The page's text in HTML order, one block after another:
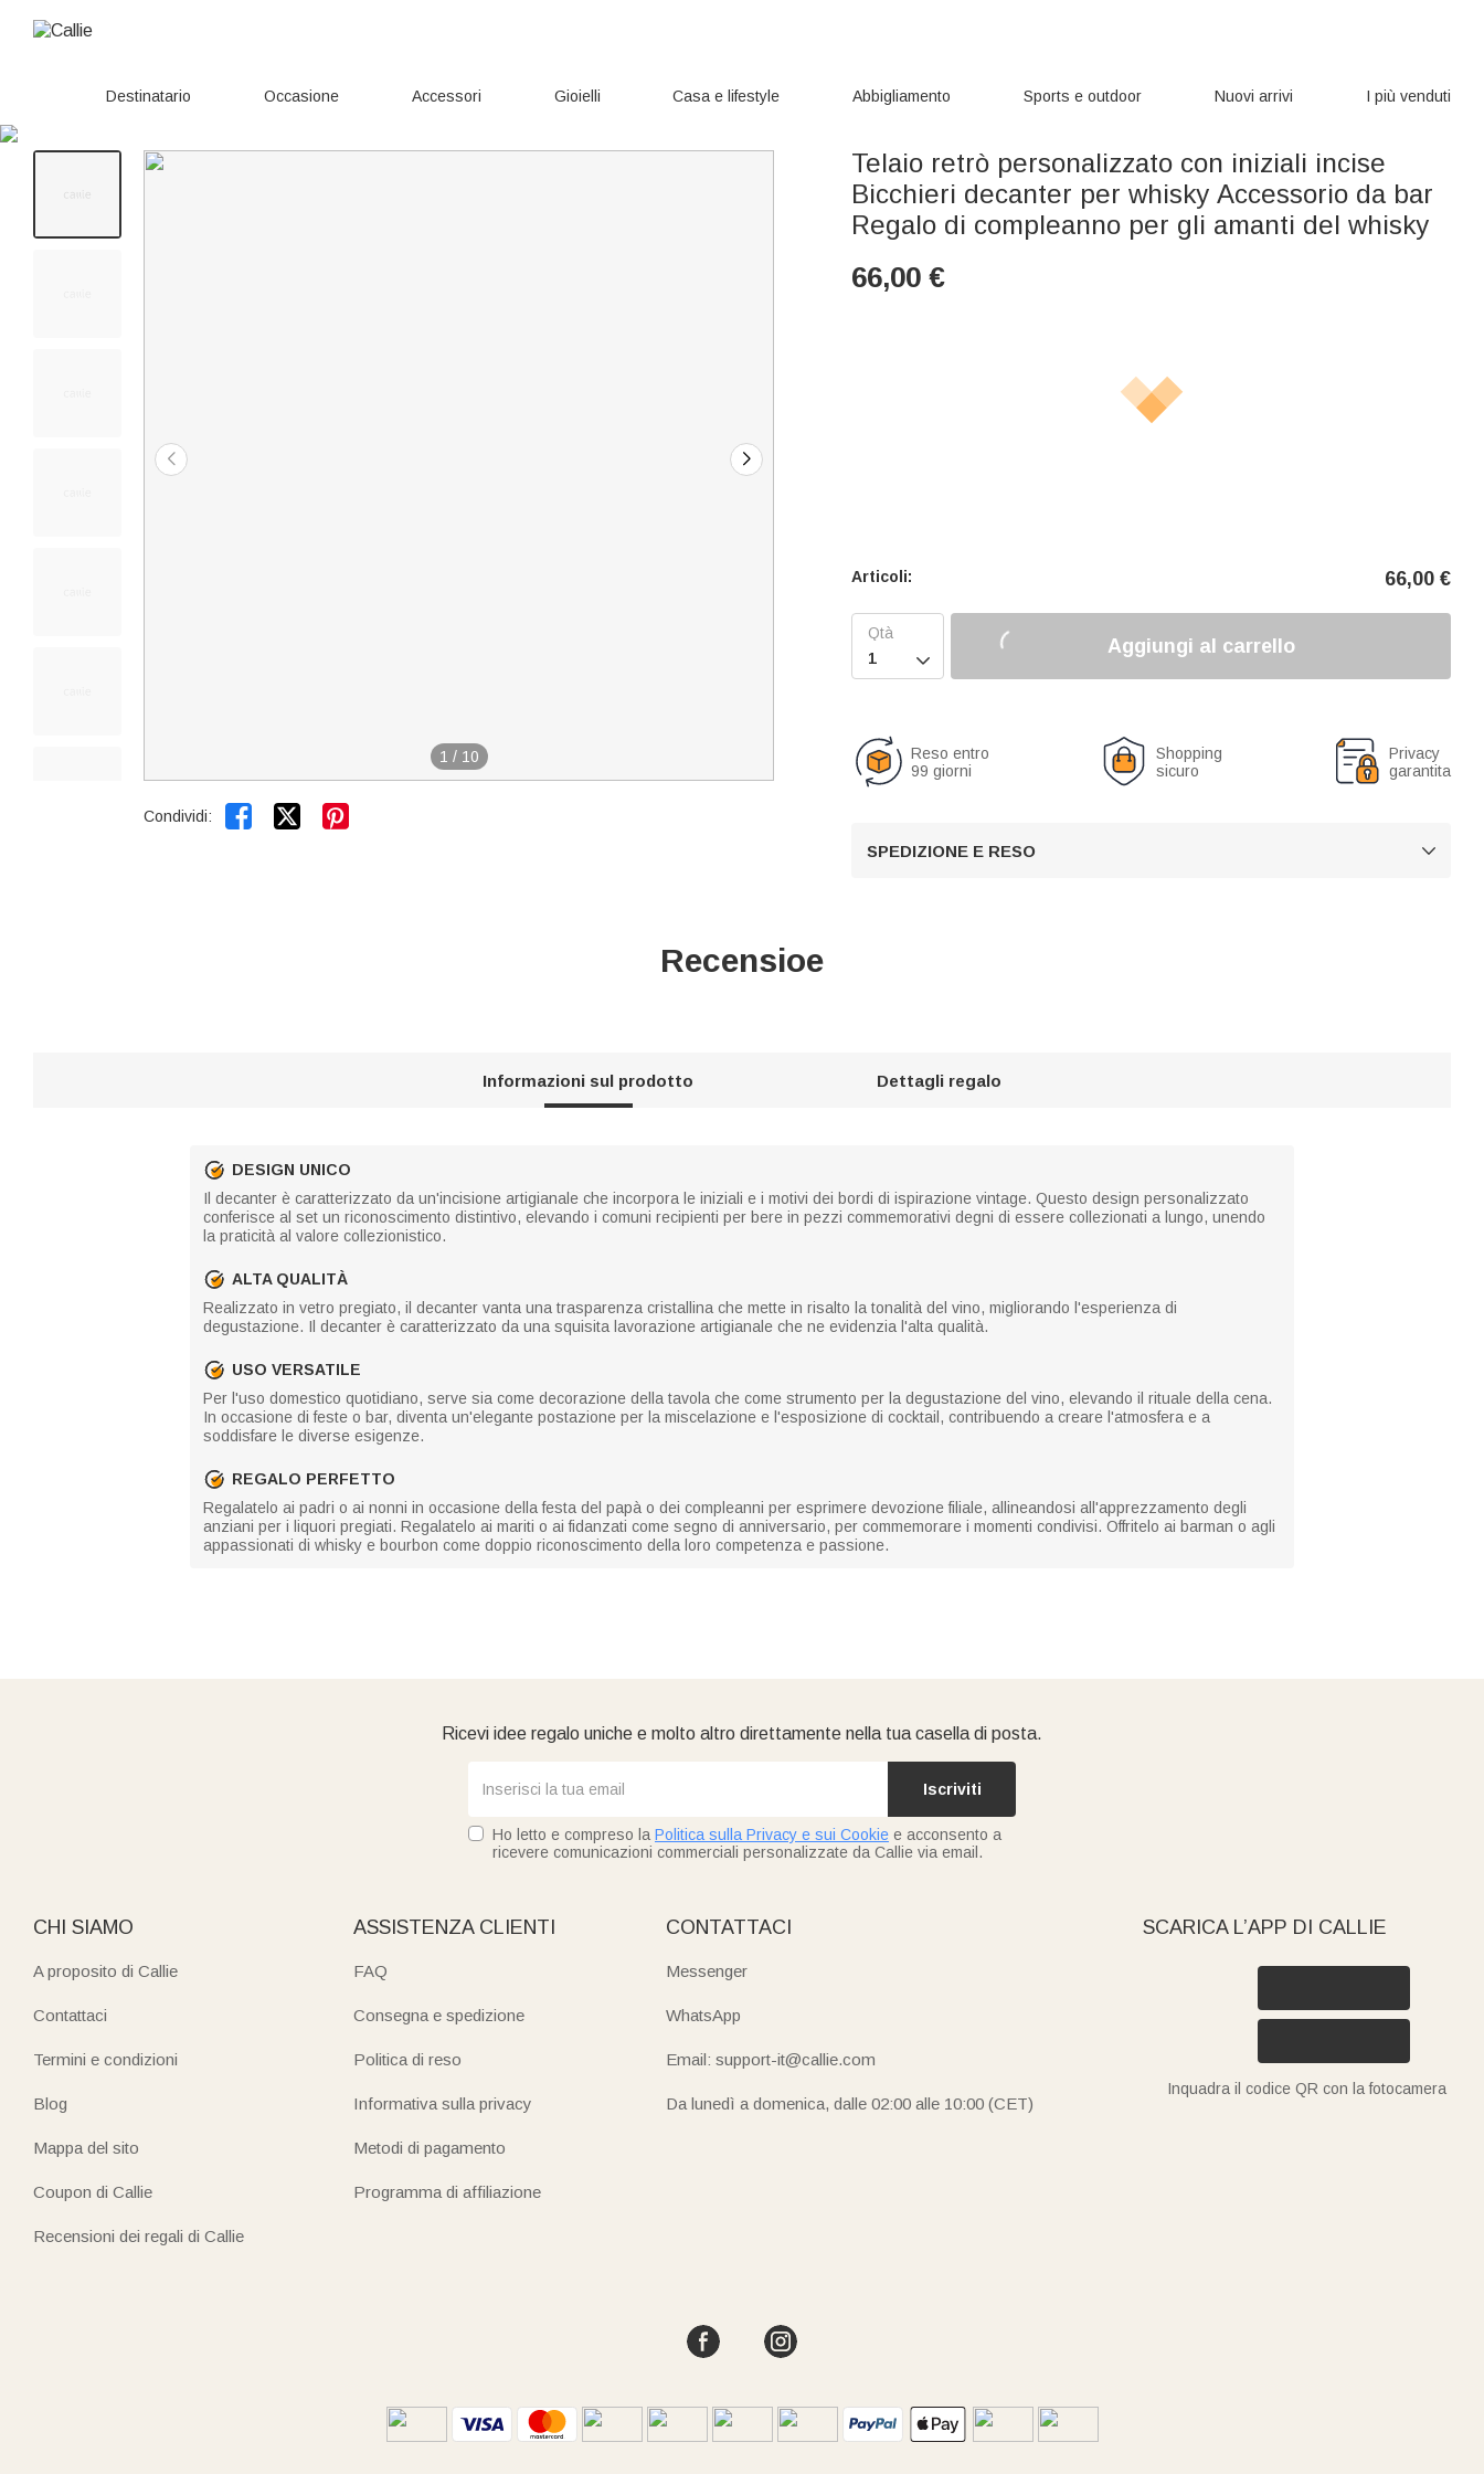
Destinatario Occasione Accessori Gioielli Casa e lifestyle Abbigliamento Sports e outdoor Nuovi arrivi I più venduti
1 / 10
Condividi:  
Telaio retrò personalizzato con iniziali incise
Bicchieri decanter per whisky Accessorio da bar
Regalo di compleanno per gli amanti del whisky
66,00 €
Articoli: 66,00 €

Aggiungi al carrello
Reso entro
99 giorni
Shopping
sicuro
Privacy
garantita
SPEDIZIONE E RESO 
Recensioe
Informazioni sul prodotto Dettagli regalo
DESIGN UNICO
Il decanter è caratterizzato da un'incisione artigianale che incorpora le iniziali e i motivi dei bordi di ispirazione vintage. Questo design personalizzato
conferisce al set un riconoscimento distintivo, elevando i comuni recipienti per bere in pezzi commemorativi degni di essere collezionati a lungo, unendo
la praticità al valore collezionistico.
ALTA QUALITÀ
Realizzato in vetro pregiato, il decanter vanta una trasparenza cristallina che mette in risalto la tonalità del vino, migliorando l'esperienza di
degustazione. Il decanter è caratterizzato da una squisita lavorazione artigianale che ne evidenzia l'alta qualità.
USO VERSATILE
Per l'uso domestico quotidiano, serve sia come decorazione della tavola che come strumento per la degustazione del vino, elevando il rituale della cena.
In occasione di feste o bar, diventa un'elegante postazione per la miscelazione e l'esposizione di cocktail, contribuendo a creare l'atmosfera e a
soddisfare le diverse esigenze.
REGALO PERFETTO
Regalatelo ai padri o ai nonni in occasione della festa del papà o dei compleanni per esprimere devozione filiale, allineandosi all'apprezzamento degli
anziani per i liquori pregiati. Regalatelo ai mariti o ai fidanzati come segno di anniversario, per commemorare i momenti condivisi. Offritelo ai barman o agli
appassionati di whisky e bourbon come doppio riconoscimento della loro competenza e passione.
Ricevi idee regalo uniche e molto altro direttamente nella tua casella di posta.
Iscriviti
Ho letto e compreso la Politica sulla Privacy e sui Cookie e acconsento a
ricevere comunicazioni commerciali personalizzate da Callie via email.
CHI SIAMO
A proposito di Callie
Contattaci
Termini e condizioni
Blog
Mappa del sito
Coupon di Callie
Recensioni dei regali di Callie
ASSISTENZA CLIENTI
FAQ
Consegna e spedizione
Politica di reso
Informativa sulla privacy
Metodi di pagamento
Programma di affiliazione
CONTATTACI
Messenger
WhatsApp
Email: support-it@callie.com
Da lunedì a domenica, dalle 02:00 alle 10:00 (CET)
SCARICA L’APP DI CALLIE
Inquadra il codice QR con la fotocamera